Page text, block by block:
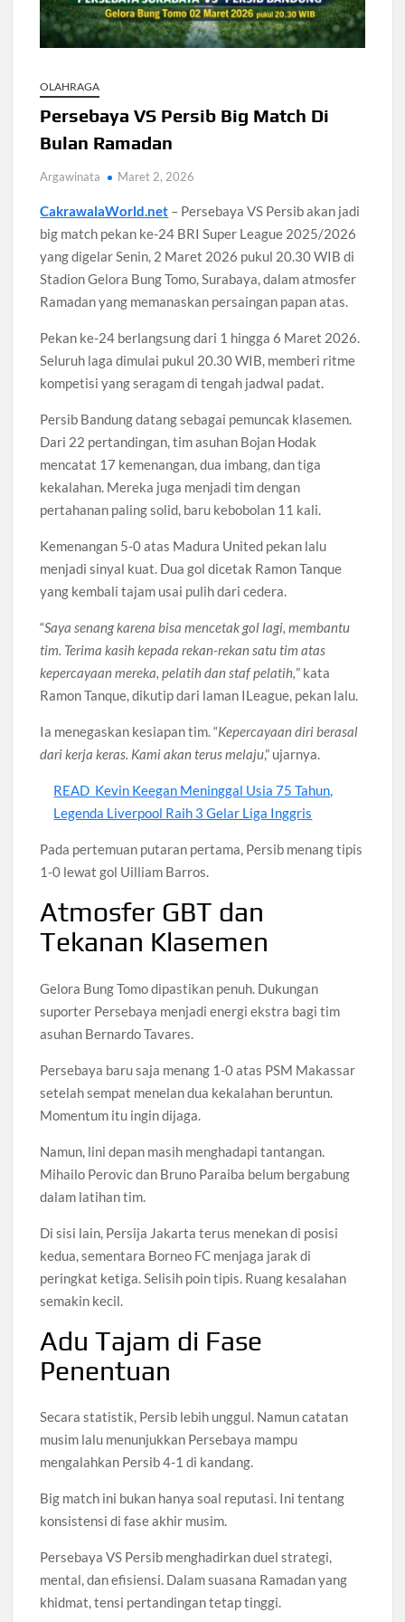
Dikembalikan
Kasus Fortitude Berlanjut, Netflix Bantah Bertanggung
Kasus Impor Bea Cukai Masuk Tahap Pengembangan KPK
Huawei Power Bank 12000 mAh Hadir dengan Fitur
Pelacak
OLAHRAGA
Persebaya VS Persib Big Match Di
Bulan Ramadan
Argawinata Maret 2, 2026
CakrawalaWorld.net – Persebaya VS Persib akan jadi
big match pekan ke-24 BRI Super League 2025/2026
yang digelar Senin, 2 Maret 2026 pukul 20.30 WIB di
Stadion Gelora Bung Tomo, Surabaya, dalam atmosfer
Ramadan yang memanaskan persaingan papan atas.
Pekan ke-24 berlangsung dari 1 hingga 6 Maret 2026.
Seluruh laga dimulai pukul 20.30 WIB, memberi ritme
kompetisi yang seragam di tengah jadwal padat.
Persib Bandung datang sebagai pemuncak klasemen.
Dari 22 pertandingan, tim asuhan Bojan Hodak
mencatat 17 kemenangan, dua imbang, dan tiga
kekalahan. Mereka juga menjadi tim dengan
pertahanan paling solid, baru kebobolan 11 kali.
Kemenangan 5-0 atas Madura United pekan lalu
menjadi sinyal kuat. Dua gol dicetak Ramon Tanque
yang kembali tajam usai pulih dari cedera.
“Saya senang karena bisa mencetak gol lagi, membantu
tim. Terima kasih kepada rekan-rekan satu tim atas
kepercayaan mereka, pelatih dan staf pelatih,” kata
Ramon Tanque, dikutip dari laman ILeague, pekan lalu.
Ia menegaskan kesiapan tim. “Kepercayaan diri berasal
dari kerja keras. Kami akan terus melaju,” ujarnya.
READ Kevin Keegan Meninggal Usia 75 Tahun,
Legenda Liverpool Raih 3 Gelar Liga Inggris
Pada pertemuan putaran pertama, Persib menang tipis
1-0 lewat gol Uilliam Barros.
Atmosfer GBT dan
Tekanan Klasemen
Gelora Bung Tomo dipastikan penuh. Dukungan
suporter Persebaya menjadi energi ekstra bagi tim
asuhan Bernardo Tavares.
Persebaya baru saja menang 1-0 atas PSM Makassar
setelah sempat menelan dua kekalahan beruntun.
Momentum itu ingin dijaga.
Namun, lini depan masih menghadapi tantangan.
Mihailo Perovic dan Bruno Paraiba belum bergabung
dalam latihan tim.
Di sisi lain, Persija Jakarta terus menekan di posisi
kedua, sementara Borneo FC menjaga jarak di
peringkat ketiga. Selisih poin tipis. Ruang kesalahan
semakin kecil.
Adu Tajam di Fase
Penentuan
Secara statistik, Persib lebih unggul. Namun catatan
musim lalu menunjukkan Persebaya mampu
mengalahkan Persib 4-1 di kandang.
Big match ini bukan hanya soal reputasi. Ini tentang
konsistensi di fase akhir musim.
Persebaya VS Persib menghadirkan duel strategi,
mental, dan efisiensi. Dalam suasana Ramadan yang
khidmat, tensi pertandingan tetap tinggi.